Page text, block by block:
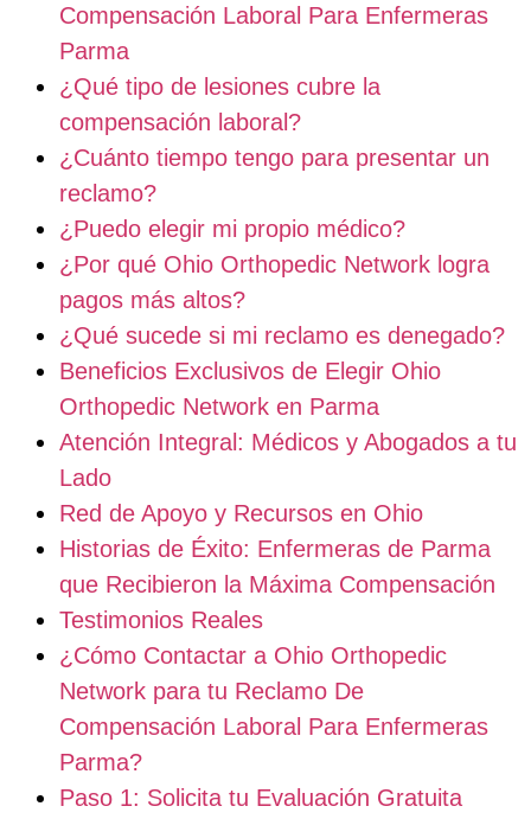
Compensación Laboral Para Enfermeras
Parma
¿Qué tipo de lesiones cubre la
compensación laboral?
¿Cuánto tiempo tengo para presentar un
reclamo?
¿Puedo elegir mi propio médico?
¿Por qué Ohio Orthopedic Network logra
pagos más altos?
¿Qué sucede si mi reclamo es denegado?
Beneficios Exclusivos de Elegir Ohio
Orthopedic Network en Parma
Atención Integral: Médicos y Abogados a tu
Lado
Red de Apoyo y Recursos en Ohio
Historias de Éxito: Enfermeras de Parma
que Recibieron la Máxima Compensación
Testimonios Reales
¿Cómo Contactar a Ohio Orthopedic
Network para tu Reclamo De
Compensación Laboral Para Enfermeras
Parma?
Paso 1: Solicita tu Evaluación Gratuita